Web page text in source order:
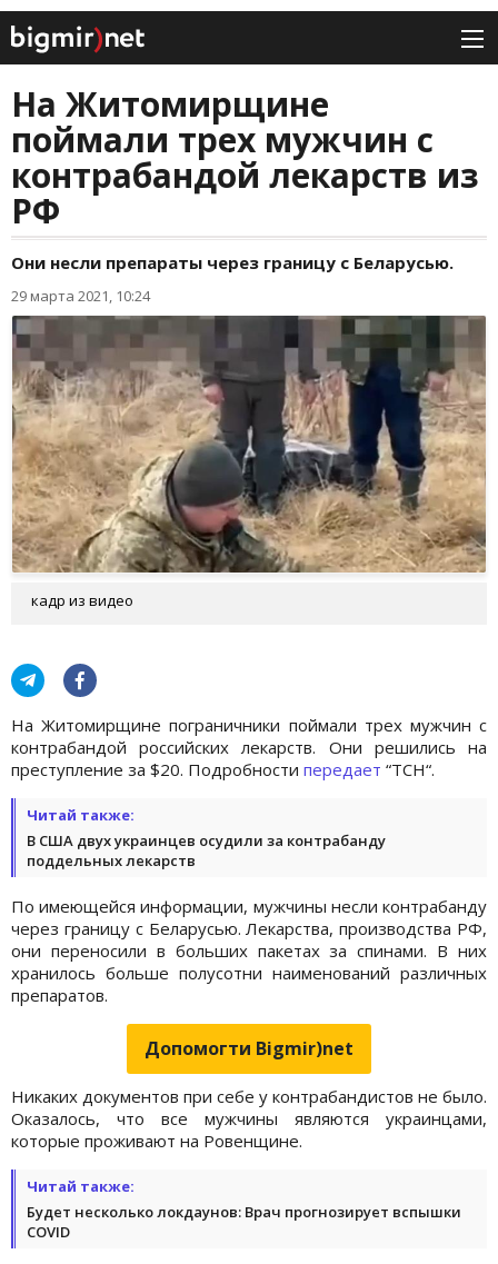
На Житомирщине
поймали трех мужчин с
контрабандой лекарств из
РФ
Они несли препараты через границу с Беларусью.
29 марта 2021, 10:24
кадр из видео
На Житомирщине пограничники поймали трех мужчин с
контрабандой российских лекарств. Они решились на
преступление за $20. Подробности передает “ТСН“.
Читай также:
В США двух украинцев осудили за контрабанду
поддельных лекарств
По имеющейся информации, мужчины несли контрабанду
через границу с Беларусью. Лекарства, производства РФ,
они переносили в больших пакетах за спинами. В них
хранилось больше полусотни наименований различных
препаратов.
Допомогти Bigmir)net
Никаких документов при себе у контрабандистов не было.
Оказалось, что все мужчины являются украинцами,
которые проживают на Ровенщине.
Читай также:
Будет несколько локдаунов: Врач прогнозирует вспышки
COVID